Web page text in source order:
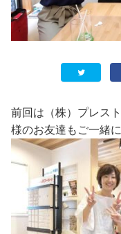
前回は（株）プレス
様のお友達もご一緒